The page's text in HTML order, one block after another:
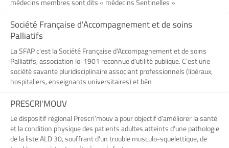
médecins membres sont dits « médecins Sentinelles »
Société Française d'Accompagnement et de soins
Palliatifs
La SFAP c'est la Société Française d'Accompagnement et de soins
Palliatifs, association loi 1901 reconnue d'utilité publique. C’est une
société savante pluridisciplinaire associant professionnels (libéraux,
hospitaliers, enseignants universitaires) et bén
PRESCRI'MOUV
Le dispositif régional Prescri’mouv a pour objectif d’améliorer la santé
et la condition physique des patients adultes atteints d'une pathologie
de la liste ALD 30, souffrant d'un trouble musculo-squelettique, de